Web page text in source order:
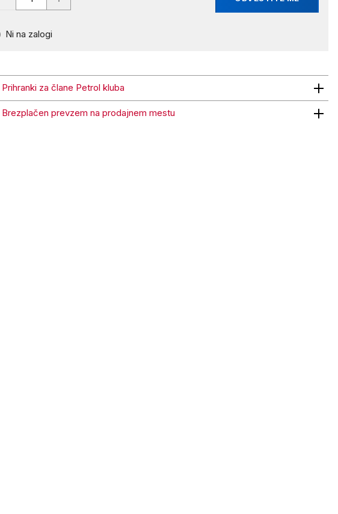
Ni na zalogi
Prihranki za člane Petrol kluba
za člane Petrol kluba
Brezplačen prevzem na prodajnem mestu
prevzem na prodajnem mestu